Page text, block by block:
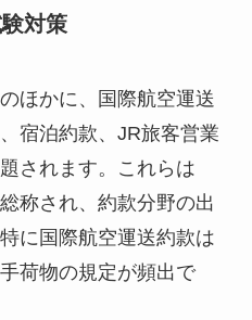
対策
ほかに、国際航空運送
宿泊約款、JR旅客営業
されます。これらは
称され、約款分野の出
に国際航空運送約款は
荷物の規定が頻出で